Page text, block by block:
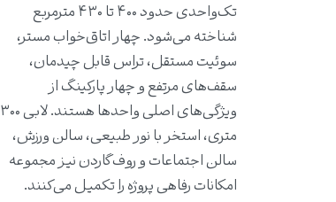
تک‌واحدی حدود ۴۰۰ تا ۴۳۰ مترمربع
شناخته می‌شود. چهار اتاق‌خواب مستر،
سوئیت مستقل، تراس قابل چیدمان،
سقف‌های مرتفع و چهار پارکینگ از
ویژگی‌های اصلی واحدها هستند. لابی ۳۰۰
متری، استخر با نور طبیعی، سالن ورزش،
سالن اجتماعات و روف‌گاردن نیز مجموعه
امکانات رفاهی پروژه را تکمیل می‌کنند.